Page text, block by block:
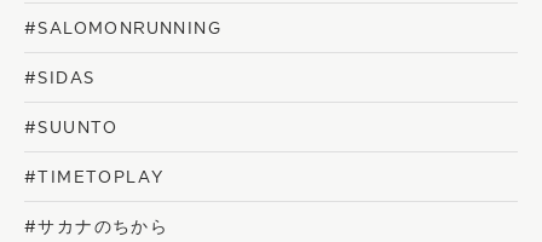
#SALOMONRUNNING
#SIDAS
#SUUNTO
#TIMETOPLAY
#サカナのちから